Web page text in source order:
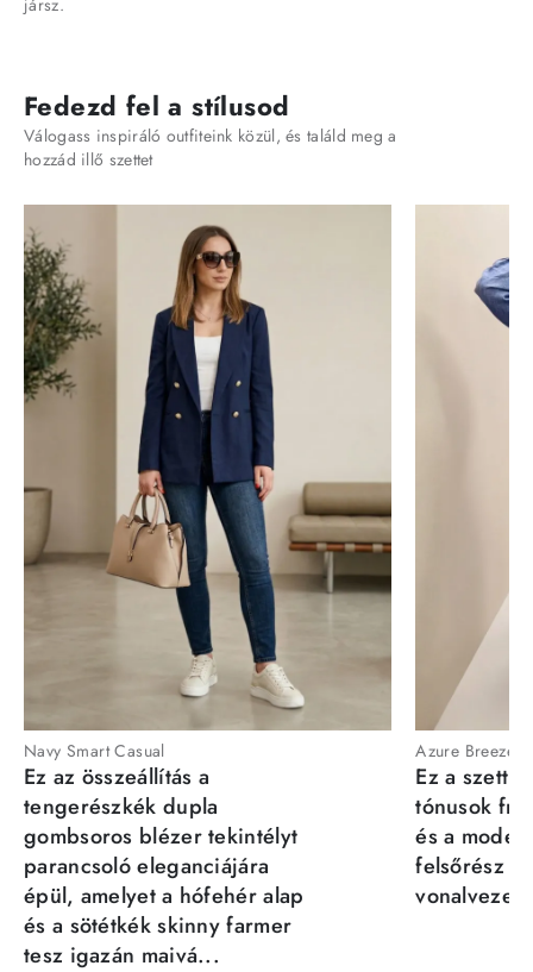
Fedezd fel a stílusod
Válogass inspiráló outfiteink közül, és találd meg a
hozzád illő szettet
Navy Smart Casual
Ez az összeállítás a
tengerészkék dupla
gombsoros blézer tekintélyt
parancsoló eleganciájára
épül, amelyet a hófehér alap
és a sötétkék skinny farmer
tesz igazán maivá...
Azure Breeze
Ez a szett
tónusok
és a
felsőrész